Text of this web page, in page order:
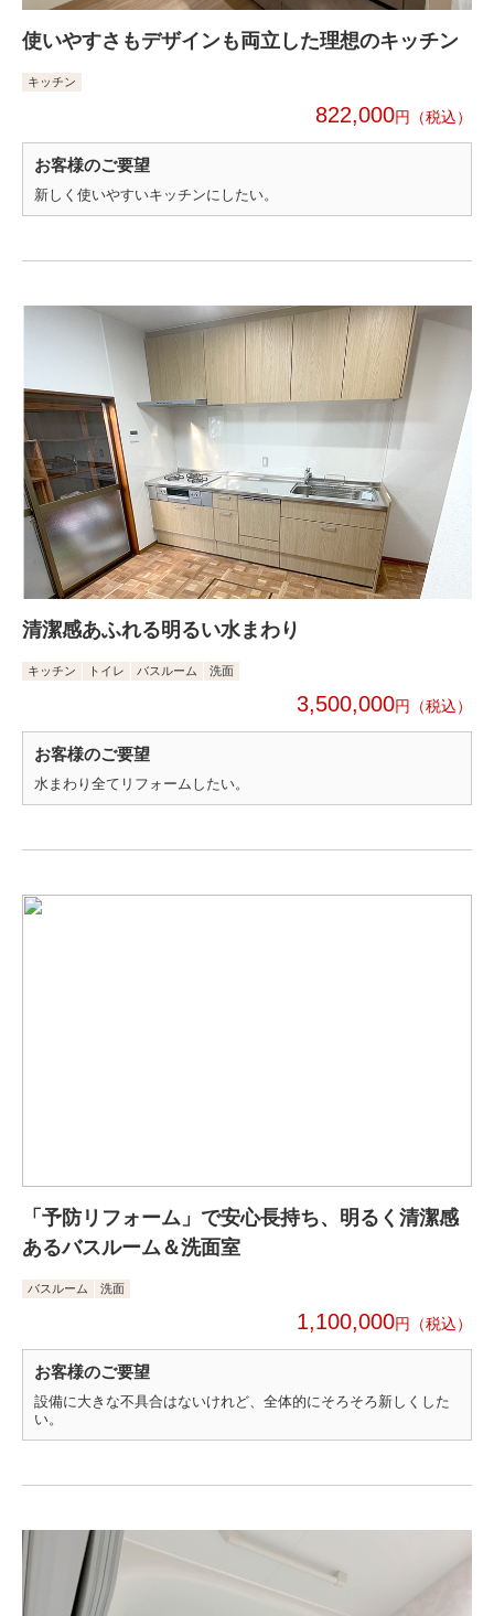
使いやすさもデザインも両立した理想のキッチン
キッチン
822,000円
お客様のご要望
新しく使いやすいキッチンにしたい。
清潔感あふれる明るい水まわり
キッチン トイレ バスルーム 洗面
3,500,000円
お客様のご要望
水まわり全てリフォームしたい。
「予防リフォーム」で安心長持ち、明るく清潔感
あるバスルーム＆洗面室
バスルーム 洗面
1,100,000円
お客様のご要望
設備に大きな不具合はないけれど、全体的にそろそろ新しくした
い。